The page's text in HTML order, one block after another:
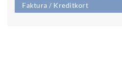
Faktura / Kreditkort